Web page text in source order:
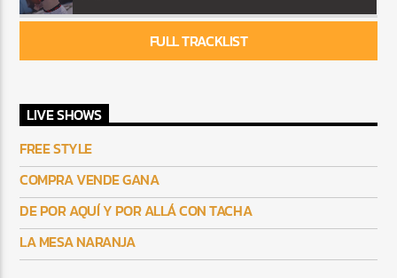
FULL TRACKLIST
LIVE SHOWS
FREE STYLE
COMPRA VENDE GANA
DE POR AQUÍ Y POR ALLÁ CON TACHA
LA MESA NARANJA